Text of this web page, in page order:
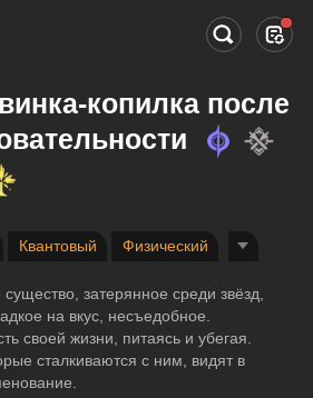
копилка после
Квантовый Физический
затерянное среди звёзд,
на вкус, несъедобное.
своей жизни, питаясь и убегая.
сталкиваются с ним, видят в